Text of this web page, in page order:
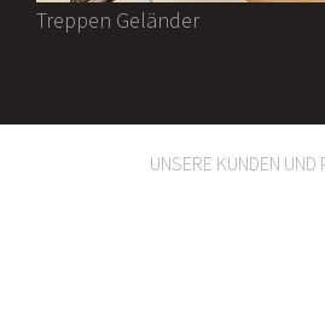
Treppen Geländer
UNSERE KUNDEN UND